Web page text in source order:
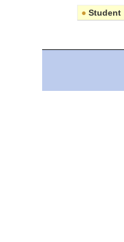
● Student